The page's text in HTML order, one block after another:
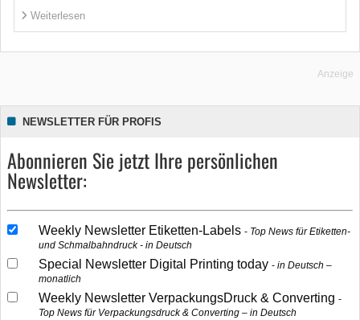
Weiterlesen
Anzeige
NEWSLETTER FÜR PROFIS
Abonnieren Sie jetzt Ihre persönlichen
Newsletter:
Weekly Newsletter Etiketten-Labels
Top News für Etiketten-
und Schmalbahndruck - in Deutsch
Special Newsletter Digital Printing today
in Deutsch –
monatlich
Weekly Newsletter VerpackungsDruck & Converting
Top News für Verpackungsdruck & Converting – in Deutsch